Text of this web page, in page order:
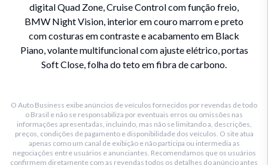
digital Quad Zone, Cruise Control com função freio,
BMW Night Vision, interior em couro marrom e preto
com costuras em contraste e acabamento em Black
Piano, volante multifuncional com ajuste elétrico, portas
Soft Close, folha do teto em fibra de carbono.
O Auto Business exibe anúncios de veículos fornecidos por revendas de todo
o Brasil e não se responsabiliza por eventuais erros ou omissões nas
informações apresentadas, incluindo, mas não se limitando a, descrições,
preços, condições de pagamento e disponibilidade dos veículos. O site atua
apenas como um canal de exibição e não participa ou intermedia as
negociações entre usuários e anunciantes. Recomendamos que os usuários
confirmem diretamente com as revendas todos os detalhes do anúncio antes